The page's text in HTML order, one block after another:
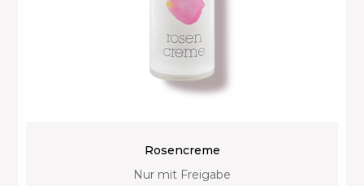
Rosencreme
Nur mit Freigabe